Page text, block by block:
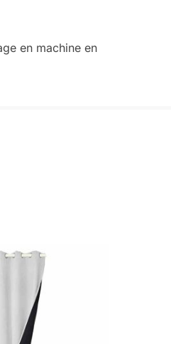
en machine en